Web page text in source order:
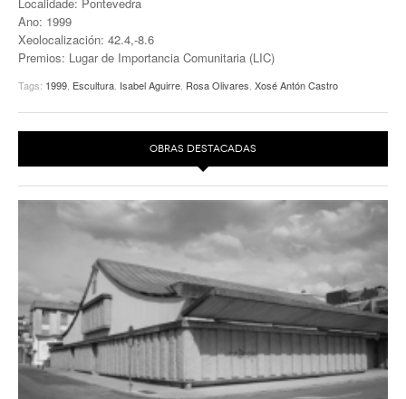
EUROPAN
Ano: 1999
Xeolocalización: 42.4,-8.6
Premios: Lugar de Importancia Comunitaria (LIC)
Tags: 1999 Escultura Isabel Aguirre Rosa Olivares Xosé Antón Castro
OBRAS DESTACADAS